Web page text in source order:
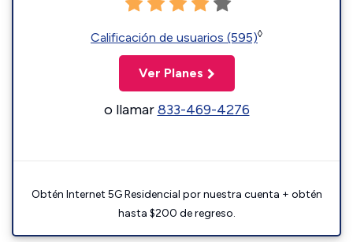
Calificación de usuarios (595)◊
Ver Planes
o llamar833-469-4276
Obtén Internet 5G Residencial por nuestra cuenta + obtén
hasta $200 de regreso.